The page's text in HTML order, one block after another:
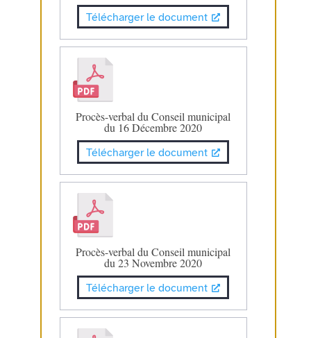
Télécharger le document
Procès-verbal du Conseil municipal
du 16 Décembre 2020
Télécharger le document
Procès-verbal du Conseil municipal
du 23 Novembre 2020
Télécharger le document